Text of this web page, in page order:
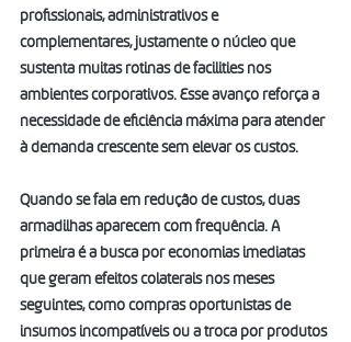
profissionais, administrativos e
complementares, justamente o núcleo que
sustenta muitas rotinas de facilities nos
ambientes corporativos. Esse avanço reforça a
necessidade de eficiência máxima para atender
à demanda crescente sem elevar os custos.
Quando se fala em redução de custos, duas
armadilhas aparecem com frequência. A
primeira é a busca por economias imediatas
que geram efeitos colaterais nos meses
seguintes, como compras oportunistas de
insumos incompatíveis ou a troca por produtos